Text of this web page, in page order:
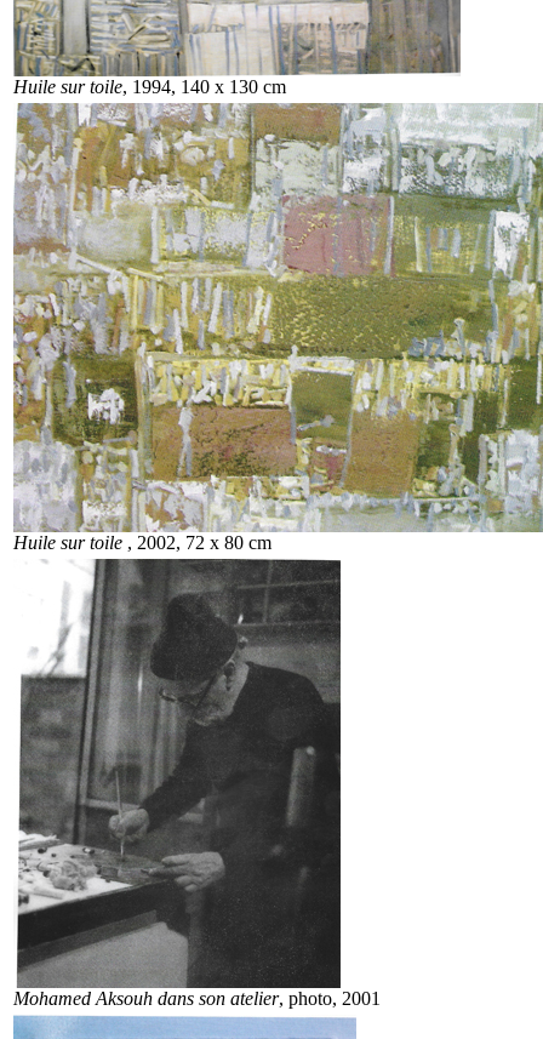
Huile sur toile, 1994, 140 x 130 cm
Huile sur toile , 2002, 72 x 80 cm
Mohamed Aksouh dans son atelier, photo, 2001